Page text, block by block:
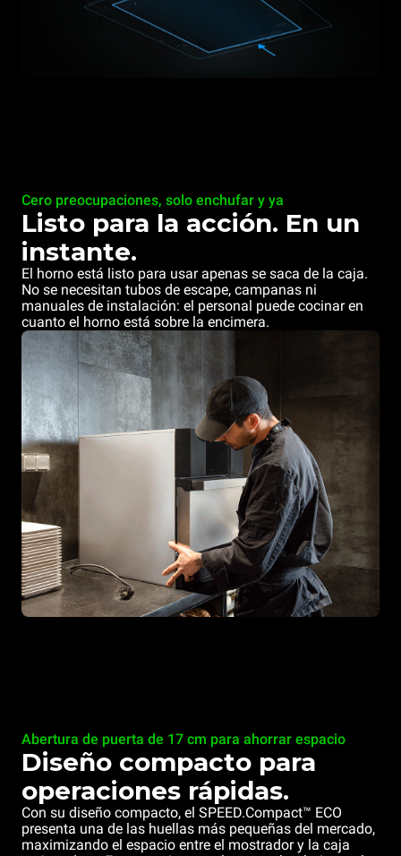
Cero preocupaciones, solo enchufar y ya
Listo para la acción. En un
instante.
El horno está listo para usar apenas se saca de la caja.
No se necesitan tubos de escape, campanas ni
manuales de instalación: el personal puede cocinar en
cuanto el horno está sobre la encimera.
Abertura de puerta de 17 cm para ahorrar espacio
Diseño compacto para
operaciones rápidas.
Con su diseño compacto, el SPEED.Compact™ ECO
presenta una de las huellas más pequeñas del mercado,
maximizando el espacio entre el mostrador y la caja